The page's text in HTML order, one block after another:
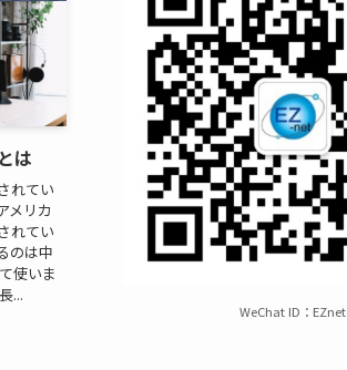
は
れてい
メリカ
れてい
のは中
使いま
...
WeChat ID：EZnet